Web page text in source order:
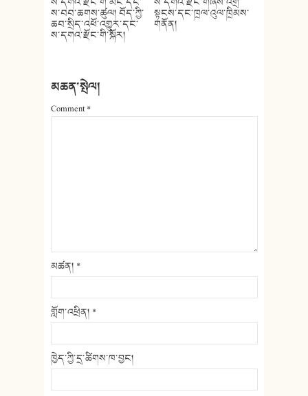
ས་བབ་ཆགས་ཚུལ། བོད་ཀྱི་
ཆབ་སྲིད་འཕོ་འགྱུར་དང་
ས་དགའ་རྫོང་གི་སྐོར།
སྟངས་དང་ཁྲལ་འུལ་ཁྲིམས་
གནོན།
མཆན་སྤེལ།
Comment*
མཚན། *
གློག་འཕྲིན། *
ཁྱེད་ཀྱི་དྲ་ཚིགས་ཁ་བྱང།